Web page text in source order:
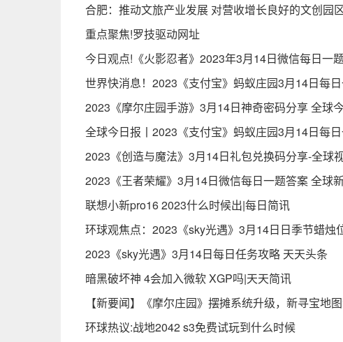
合肥：推动文旅产业发展 对营收增长良好的文创园
重点聚焦!罗技驱动网址
今日观点!《火影忍者》2023年3月14日微信每日一
世界快消息！2023《支付宝》蚂蚁庄园3月14日每
2023《摩尔庄园手游》3月14日神奇密码分享 全球
全球今日报丨2023《支付宝》蚂蚁庄园3月14日每
2023《创造与魔法》3月14日礼包兑换码分享-全球
2023《王者荣耀》3月14日微信每日一题答案 全球
联想小新pro16 2023什么时候出|每日简讯
环球观焦点：2023《sky光遇》3月14日日季节蜡烛
2023《sky光遇》3月14日每日任务攻略 天天头条
暗黑破坏神 4会加入微软 XGP吗|天天简讯
【新要闻】《摩尔庄园》摆摊系统升级，新寻宝地
环球热议:战地2042 s3免费试玩到什么时候